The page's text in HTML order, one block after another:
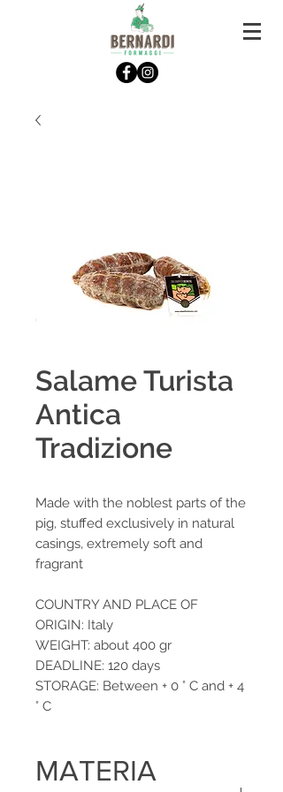
Salame Turista
Antica
Tradizione
Made with the noblest parts of the
pig, stuffed exclusively in natural
casings, extremely soft and
fragrant
COUNTRY AND PLACE OF
ORIGIN: Italy
WEIGHT: about 400 gr
DEADLINE: 120 days
STORAGE: Between + 0 ° C and + 4
° C
MATERIA